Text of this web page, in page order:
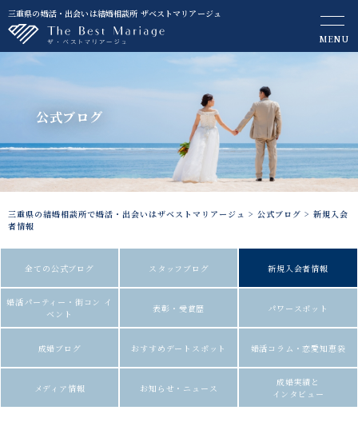
三重県の婚活・出会いは結婚相談所 ザベストマリアージュ
MENU
公式ブログ
三重県の結婚相談所で婚活・出会いはザベストマリアージュ > 公式ブログ > 新規入会
者情報
全ての公式ブログ スタッフブログ 新規入会者情報
婚活パーティー・街コン イ
ベント
表彰・受賞歴 パワースポット
成婚ブログ おすすめデートスポット 婚活コラム・恋愛知恵袋
メディア情報 お知らせ・ニュース
成婚実績と
インタビュー